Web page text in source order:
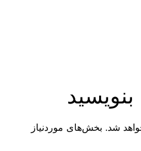
موردنیاز